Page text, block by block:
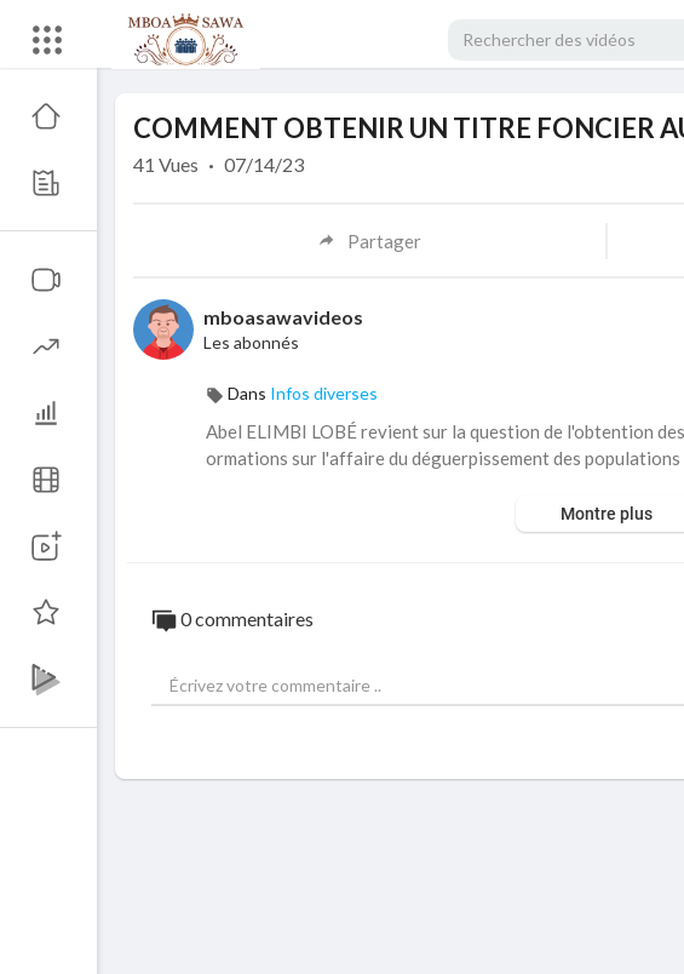
Download File: https://www.youtube.com/watch?v=FVZadlaG0qk
COMMENT OBTENIR UN TITRE FONCIER
41 Vues · 07/14/23
Partager
mboasawavideos
Les abonnés
Dans Infos diverses
Abel ELIMBI LOBÉ revient sur la question de l'obtention
ormations sur l'affaire du déguerpissement des populations
Montre plus
0 commentaires